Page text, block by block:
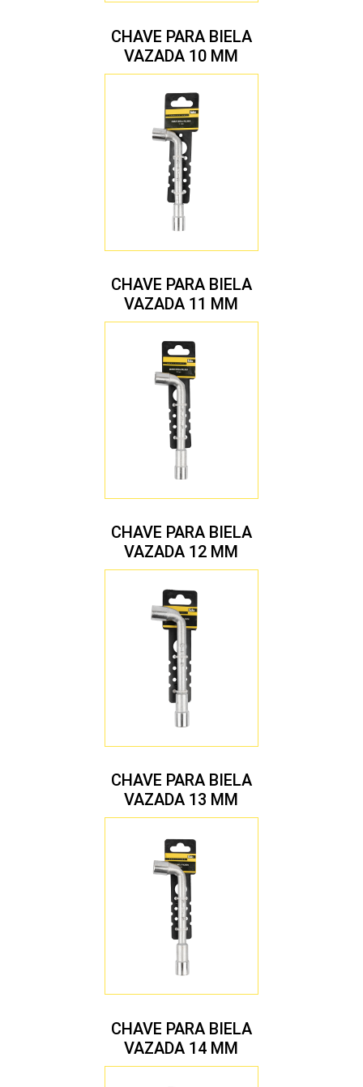
CHAVE PARA BIELA
VAZADA 10 MM
CHAVE PARA BIELA
VAZADA 11 MM
CHAVE PARA BIELA
VAZADA 12 MM
CHAVE PARA BIELA
VAZADA 13 MM
CHAVE PARA BIELA
VAZADA 14 MM